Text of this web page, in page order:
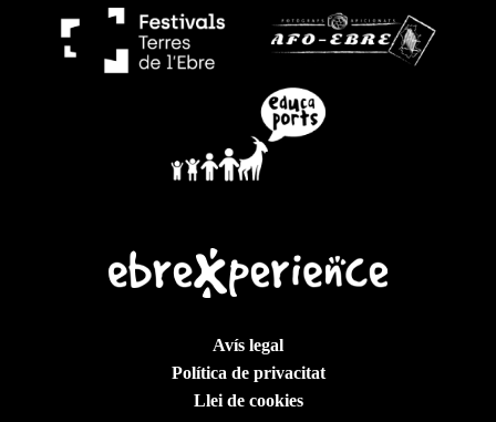
Avís legal
Política de privacitat
Llei de cookies